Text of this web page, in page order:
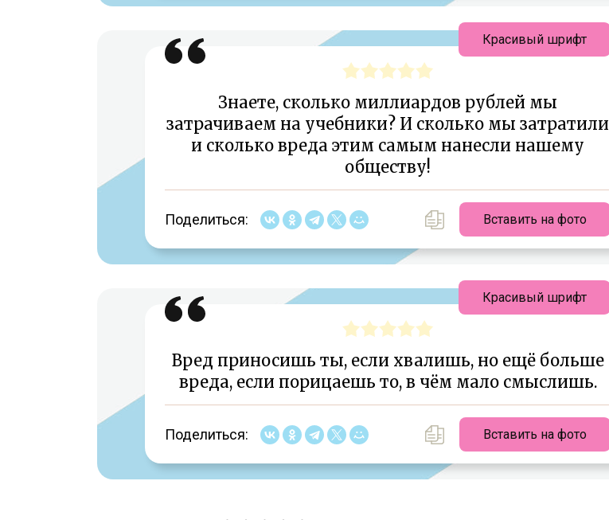
Знаете, сколько миллиардов рублей мы
затрачиваем на учебники? И сколько мы затратили
и сколько вреда этим самым нанесли нашему
обществу!
Поделиться: Вставить на фото
Красивый шрифт
Вред приносишь ты, если хвалишь, но ещё больше
вреда, если порицаешь то, в чём мало смыслишь.
Поделиться: Вставить на фото
Красивый шрифт